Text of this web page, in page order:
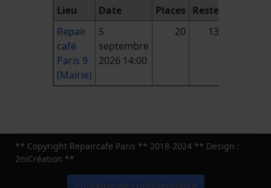
Lieu Date Places Reste
Repair
café
Paris 9
(Mairie)
5
septembre
2026 14:00
20 13
** Copyright Repaircafe Paris ** 2018-2024 ** Design :
2niCréation **